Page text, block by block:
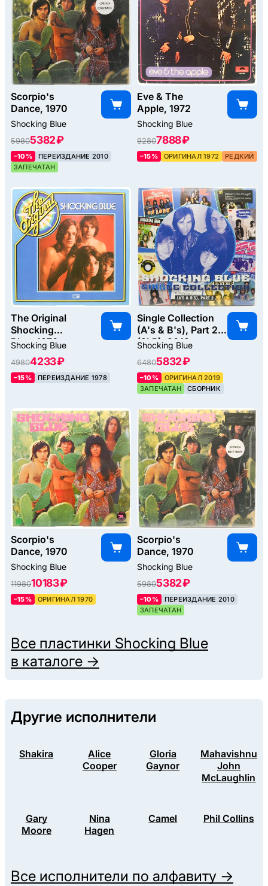
Scorpio's
Dance, 1970
Shocking Blue
59805382 ₽
–10%
ПЕРЕИЗДАНИЕ 2010
ЗАПЕЧАТАН
Eve & The
Apple, 1972
Shocking Blue
92807888 ₽
–15% ОРИГИНАЛ 1972 РЕДКИЙ
The Original
Shocking
Blue, 1970
Shocking Blue
49804233 ₽
–15% ПЕРЕИЗДАНИЕ 1978
Single Collection
(A's & B's), Part 2
(2LP), 2019
Shocking Blue
64805832 ₽
–10%
ОРИГИНАЛ 2019
ЗАПЕЧАТАН
СБОРНИК
Scorpio's
Dance, 1970
Shocking Blue
1198010183 ₽
–15% ОРИГИНАЛ 1970
Scorpio's
Dance, 1970
Shocking Blue
59805382 ₽
–10%
ПЕРЕИЗДАНИЕ 2010
ЗАПЕЧАТАН
Все пластинки Shocking Blue
в каталоге →
Другие исполнители
Shakira
Alice
Cooper
Gloria
Gaynor
Mahavishnu
John
McLaughlin
Gary
Moore
Nina
Hagen
Camel Phil Collins
Все исполнители по алфавиту →